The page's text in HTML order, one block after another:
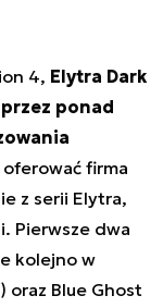
4, Elytra Dark
ponad
firma
z serii Elytra,
Pierwsze dwa
kolejno w
oraz Blue Ghost